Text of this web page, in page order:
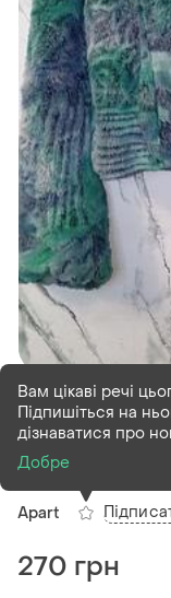
В наявності1 шт
Шубка
коротка
Apart
Вам цікаві речі
Підпишіться на
дізнаватися про
Добре
270 грн